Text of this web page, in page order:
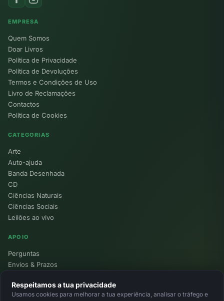
EMPRESA
Quem Somos
Doar Livros
Política de Privacidade
Política de Devoluções
Termos e Condições de Uso
Livro de Reclamações
Contactos
Política de Cookies
CATEGORIAS
Arte
Auto-ajuda
Banda Desenhada
CD
Ciências Naturais
Ciências Sociais
Leilões ao vivo
APOIO
Perguntas
Envios & Prazos
Devoluções
Minha Conta
Respeitamos a tua privacidade
Usamos cookies para melhorar a tua experiência, analisar o tráfego e